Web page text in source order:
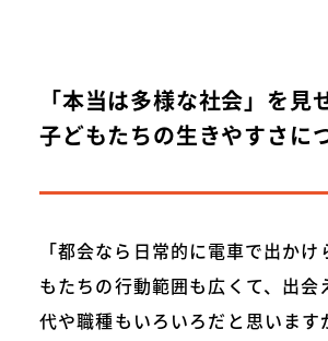
「本当は多様な社会」を見
子どもたちの生きやすさに
「都会なら日常的に電車で出か
もたちの行動範囲も広くて、出会
代や職種もいろいろだと思います